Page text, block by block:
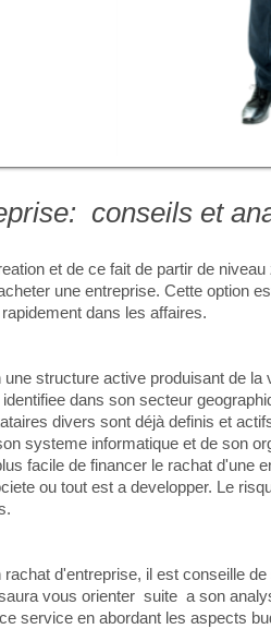
conseils et
et de ce fait de partir de
une entreprise. Cette option
dans les affaires.
structure active produisant de la
dans son secteur
divers sont déjà definis et
systeme informatique et de son
facile de financer le rachat d'une
ou tout est a developper. Le
d'entreprise, il est conseille
vous orienter suite a son
service en abordant les aspects